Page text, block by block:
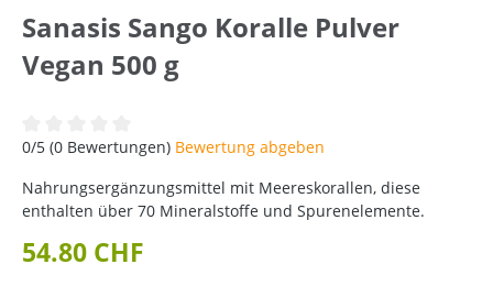
Sanasis Sango Koralle Pulver
Vegan 500 g
Durchschnittliche Bewertung von 0 von 5 Sternen
0/5 (0 Bewertungen) Bewertung abgeben
Nahrungsergänzungsmittel mit Meereskorallen, diese
enthalten über 70 Mineralstoffe und Spurenelemente.
54.80 CHF